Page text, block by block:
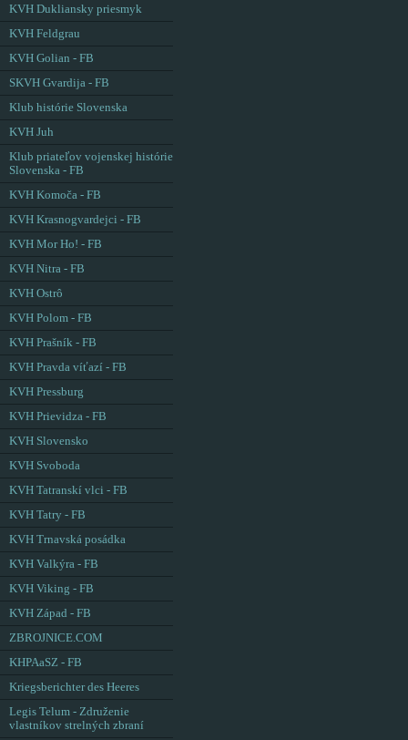
KVH Dukliansky priesmyk
KVH Feldgrau
KVH Golian - FB
SKVH Gvardija - FB
Klub histórie Slovenska
KVH Juh
Klub priateľov vojenskej histórie
Slovenska - FB
KVH Komoča - FB
KVH Krasnogvardejci - FB
KVH Mor Ho! - FB
KVH Nitra - FB
KVH Ostrô
KVH Polom - FB
KVH Prašník - FB
KVH Pravda víťazí - FB
KVH Pressburg
KVH Prievidza - FB
KVH Slovensko
KVH Svoboda
KVH Tatranskí vlci - FB
KVH Tatry - FB
KVH Trnavská posádka
KVH Valkýra - FB
KVH Viking - FB
KVH Západ - FB
ZBROJNICE.COM
KHPAaSZ - FB
Kriegsberichter des Heeres
Legis Telum - Združenie
vlastníkov strelných zbraní